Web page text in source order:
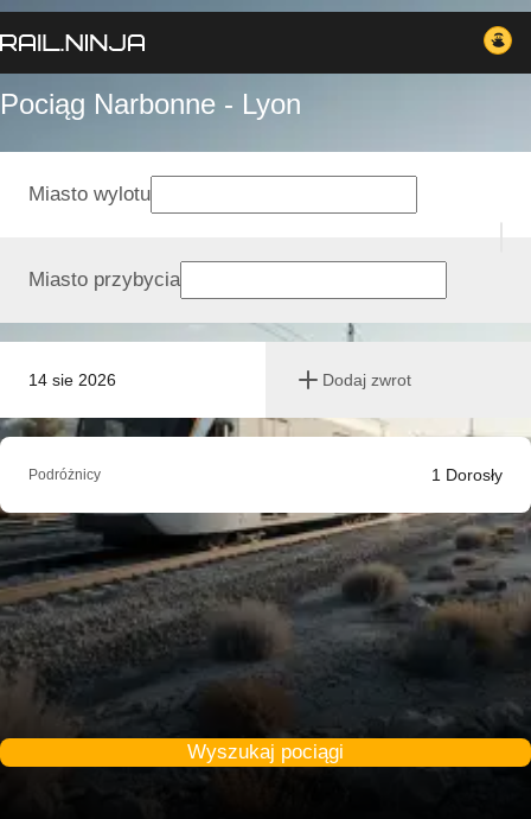
Pociąg Narbonne - Lyon
14 sie 2026 Dodaj zwrot
Miasto wylotu
Miasto przybycia
Podróżnicy 1 Dorosły
Wyszukaj pociągi